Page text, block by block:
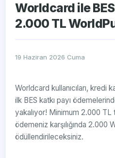
Worldcard ile
2.000 TL
19 Haziran 2026 Cuma
Worldcard kullanıcıları, kredi
ilk BES katkı payı
yakalıyor! Minimum 2.000 TL
ödemeniz karşılığında 2.000
ödüllendirileceksiniz.